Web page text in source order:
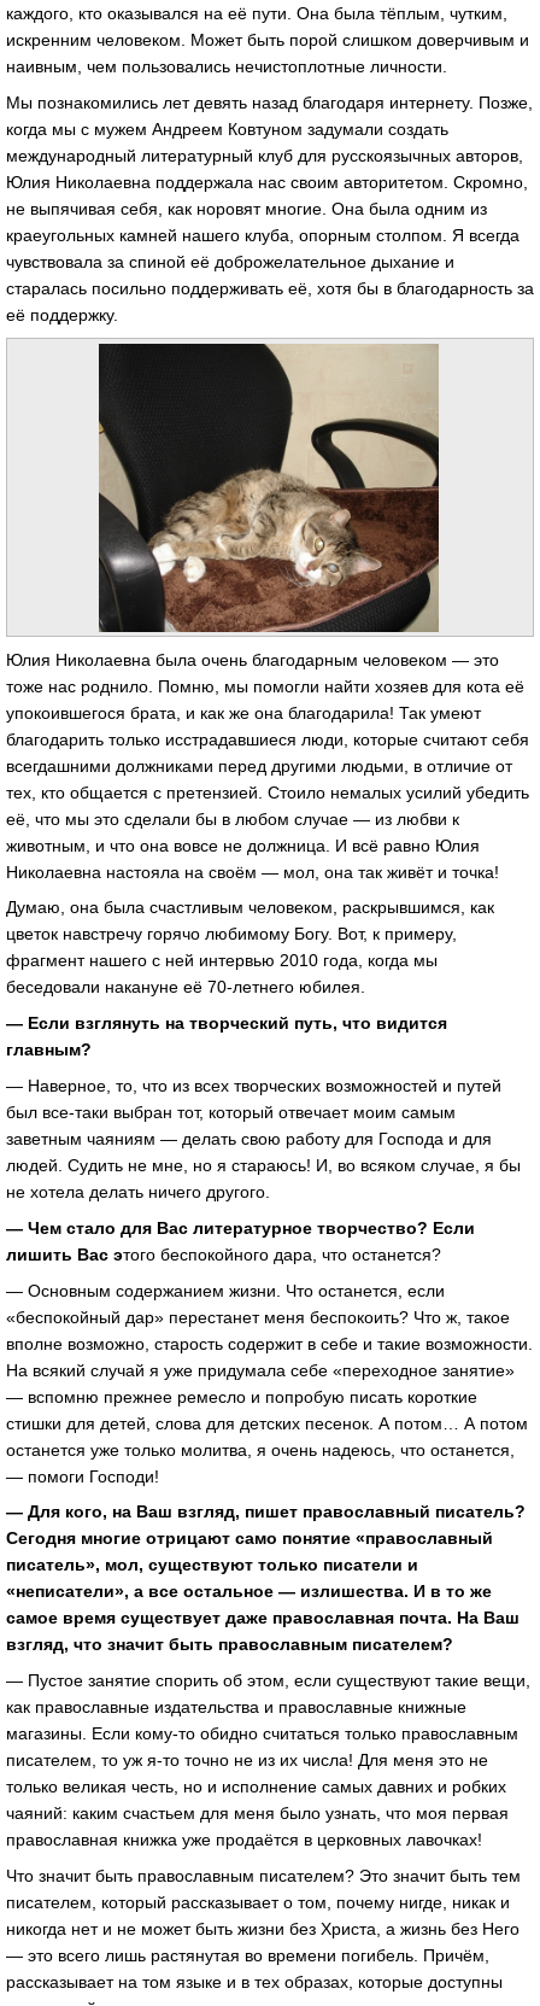
каждого, кто оказывался на её пути. Она была тёплым, чутким,
искренним человеком. Может быть порой слишком доверчивым и
наивным, чем пользовались нечистоплотные личности.
Мы познакомились лет девять назад благодаря интернету. Позже,
когда мы с мужем Андреем Ковтуном задумали создать
международный литературный клуб для русскоязычных авторов,
Юлия Николаевна поддержала нас своим авторитетом. Скромно,
не выпячивая себя, как норовят многие. Она была одним из
краеугольных камней нашего клуба, опорным столпом. Я всегда
чувствовала за спиной её доброжелательное дыхание и
старалась посильно поддерживать её, хотя бы в благодарность за
её поддержку.
Юлия Николаевна была очень благодарным человеком — это
тоже нас роднило. Помню, мы помогли найти хозяев для кота её
упокоившегося брата, и как же она благодарила! Так умеют
благодарить только исстрадавшиеся люди, которые считают себя
всегдашними должниками перед другими людьми, в отличие от
тех, кто общается с претензией. Стоило немалых усилий убедить
её, что мы это сделали бы в любом случае — из любви к
животным, и что она вовсе не должница. И всё равно Юлия
Николаевна настояла на своём — мол, она так живёт и точка!
Думаю, она была счастливым человеком, раскрывшимся, как
цветок навстречу горячо любимому Богу. Вот, к примеру,
фрагмент нашего с ней интервью 2010 года, когда мы
беседовали накануне её 70-летнего юбилея.
— Если взглянуть на творческий путь, что видится
главным?
— Наверное, то, что из всех творческих возможностей и путей
был все-таки выбран тот, который отвечает моим самым
заветным чаяниям — делать свою работу для Господа и для
людей. Судить не мне, но я стараюсь! И, во всяком случае, я бы
не хотела делать ничего другого.
— Чем стало для Вас литературное творчество? Если
лишить Вас этого беспокойного дара, что останется?
— Основным содержанием жизни. Что останется, если
«беспокойный дар» перестанет меня беспокоить? Что ж, такое
вполне возможно, старость содержит в себе и такие возможности.
На всякий случай я уже придумала себе «переходное занятие»
— вспомню прежнее ремесло и попробую писать короткие
стишки для детей, слова для детских песенок. А потом… А потом
останется уже только молитва, я очень надеюсь, что останется,
— помоги Господи!
— Для кого, на Ваш взгляд, пишет православный писатель?
Сегодня многие отрицают само понятие «православный
писатель», мол, существуют только писатели и
«неписатели», а все остальное — излишества. И в то же
самое время существует даже православная почта. На Ваш
взгляд, что значит быть православным писателем?
— Пустое занятие спорить об этом, если существуют такие вещи,
как православные издательства и православные книжные
магазины. Если кому-то обидно считаться только православным
писателем, то уж я-то точно не из их числа! Для меня это не
только великая честь, но и исполнение самых давних и робких
чаяний: каким счастьем для меня было узнать, что моя первая
православная книжка уже продаётся в церковных лавочках!
Что значит быть православным писателем? Это значит быть тем
писателем, который рассказывает о том, почему нигде, никак и
никогда нет и не может быть жизни без Христа, а жизнь без Него
— это всего лишь растянутая во времени погибель. Причём,
рассказывает на том языке и в тех образах, которые доступны